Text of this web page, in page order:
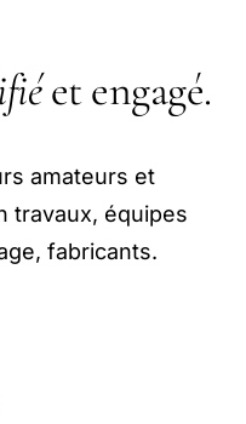
et engagé.
amateurs et
travaux, équipes
fabricants.